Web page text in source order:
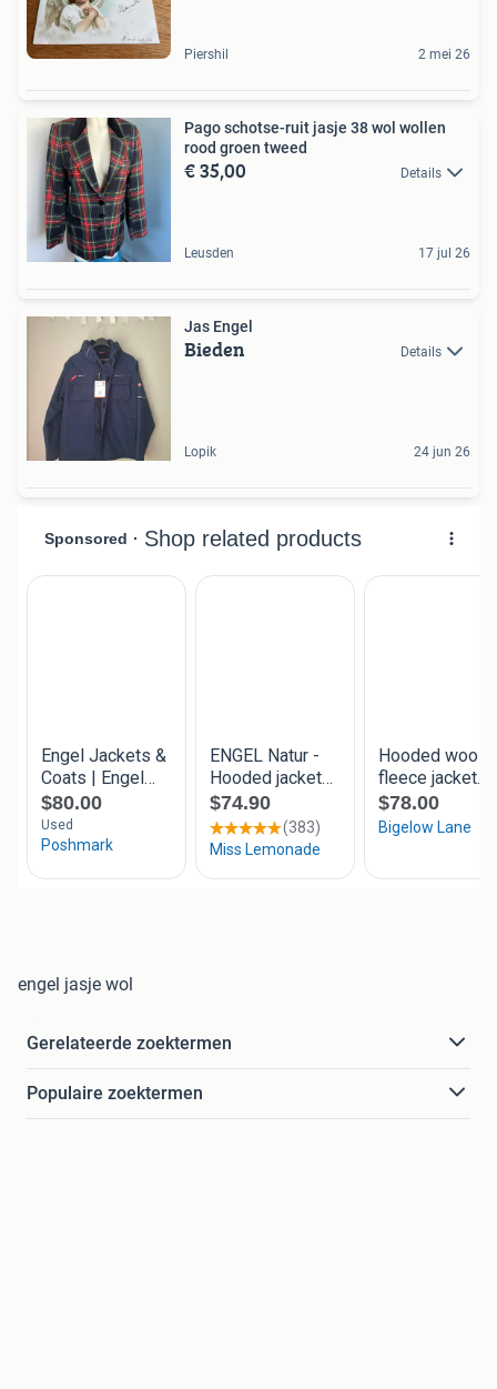
Piershil 2 mei 26
Pago schotse-ruit jasje 38 wol wollen
rood groen tweed
€ 35,00 Details
Leusden 17 jul 26
Jas Engel
Bieden Details
Lopik 24 jun 26
engel jasje wol
Gerelateerde zoektermen
Populaire zoektermen